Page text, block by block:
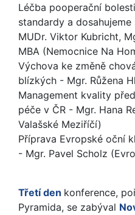
Léčba pooperační
standardy a
MUDr. Viktor Kubricht,
MBA (Nemocnice Na
Výchova ke změně
blízkých - Mgr. Růžena
Management kvality
péče v ČR - Mgr. Hana
Valašské Meziříčí)
Příprava Evropské oční
- Mgr. Pavel Scholz
Třetí den konference,
Pyramida, se zabýval